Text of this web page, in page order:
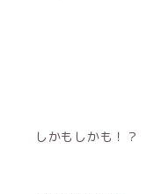
しかもしかも！？